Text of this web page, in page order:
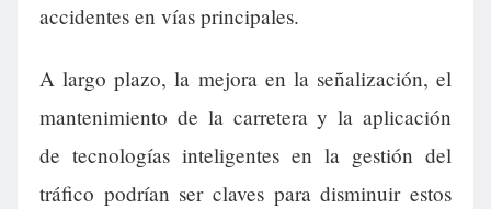
accidentes en vías principales.
A largo plazo, la mejora en la señalización, el
mantenimiento de la carretera y la aplicación
de tecnologías inteligentes en la gestión del
tráfico podrían ser claves para disminuir estos